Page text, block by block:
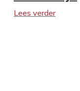
Lees verder